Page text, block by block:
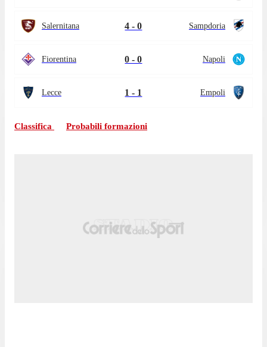
Salernitana 4 - 0 Sampdoria
Fiorentina 0 - 0 Napoli
Lecce 1 - 1 Empoli
Classifica Probabili formazioni